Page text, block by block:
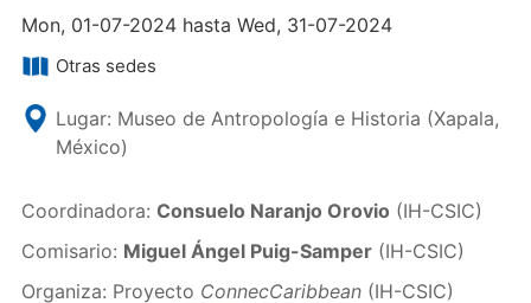
Mon, 01-07-2024 hasta Wed, 31-07-2024
Otras sedes
Lugar: Museo de Antropología e Historia (Xapala,
México)
Coordinadora: Consuelo Naranjo Orovio (IH-CSIC)
Comisario: Miguel Ángel Puig-Samper(IH-CSIC)
Organiza: Proyecto ConnecCaribbean(IH-CSIC)